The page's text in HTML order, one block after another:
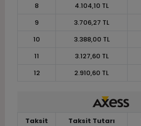
8
4.104,10 TL
9
3.706,27 TL
10
3.388,00 TL
11
3.127,60 TL
12
2.910,60 TL
Taksit Taksit Tutarı